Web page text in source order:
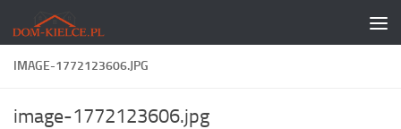
Skip to content
IMAGE-1772123606.JPG
image-1772123606.jpg